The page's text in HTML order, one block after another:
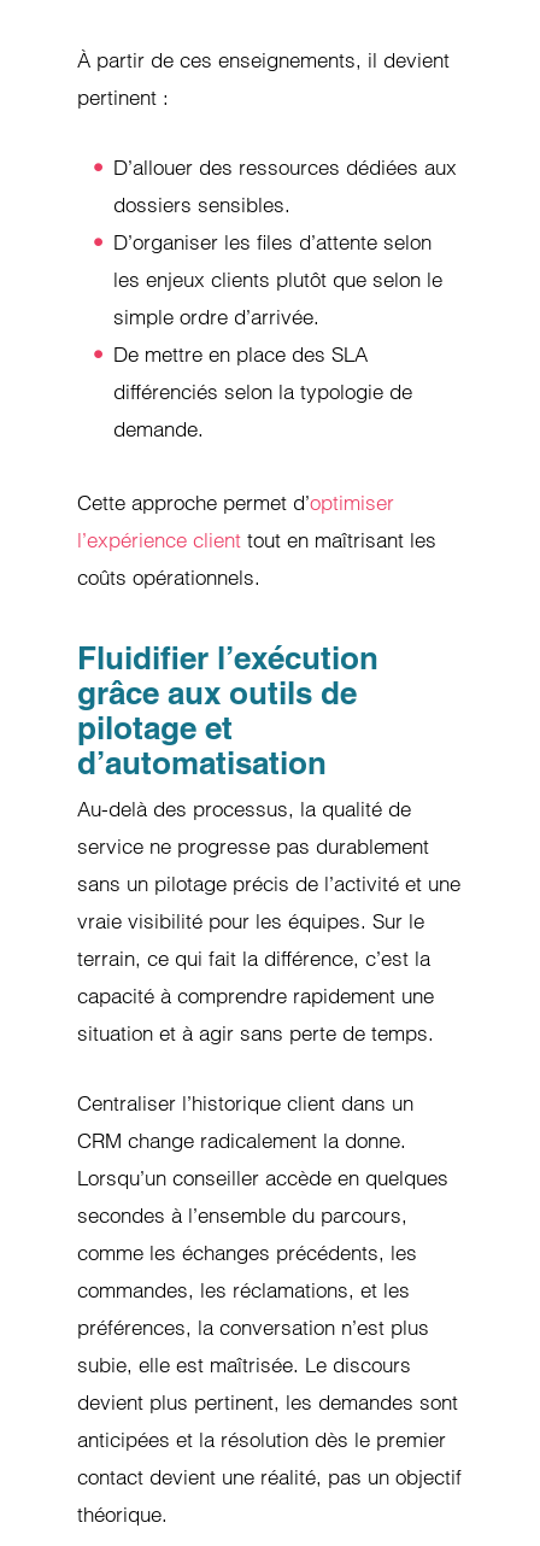
À partir de ces enseignements, il devient
pertinent :
D’allouer des ressources dédiées aux
dossiers sensibles.
D’organiser les files d’attente selon
les enjeux clients plutôt que selon le
simple ordre d’arrivée.
De mettre en place des SLA
différenciés selon la typologie de
demande.
Cette approche permet d’optimiser
l’expérience client tout en maîtrisant les
coûts opérationnels.
Fluidifier l’exécution
grâce aux outils de
pilotage et
d’automatisation
Au-delà des processus, la qualité de
service ne progresse pas durablement
sans un pilotage précis de l’activité et une
vraie visibilité pour les équipes. Sur le
terrain, ce qui fait la différence, c’est la
capacité à comprendre rapidement une
situation et à agir sans perte de temps.
Centraliser l’historique client dans un
CRM change radicalement la donne.
Lorsqu’un conseiller accède en quelques
secondes à l’ensemble du parcours,
comme les échanges précédents, les
commandes, les réclamations, et les
préférences, la conversation n’est plus
subie, elle est maîtrisée. Le discours
devient plus pertinent, les demandes sont
anticipées et la résolution dès le premier
contact devient une réalité, pas un objectif
théorique.